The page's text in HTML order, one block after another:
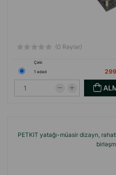
(0 Rəylər)
Çəki
1 ədəd
PETKIT yatağı-müasir dizayn,